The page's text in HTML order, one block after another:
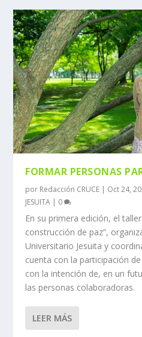
FORMAR PERSONAS
por Redacción CRUCE | Oct 24,
JESUITA | 0
En su primera edición, el
construcción de paz”,
Universitario Jesuita y
cuenta con la participación
con la intención de, en un
las personas colaboradoras.
LEER MÁS